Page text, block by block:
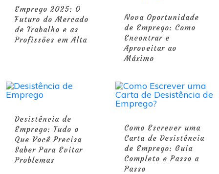
Emprego 2025: O
Futuro do Mercado
de Trabalho e as
Profissões em Alta
Nova Oportunidade
de Emprego: Como
Encontrar e
Aproveitar ao
Máximo
Desistência de
Emprego: Tudo o
Que Você Precisa
Saber Para Evitar
Problemas
Como Escrever uma
Carta de Desistência
de Emprego: Guia
Completo e Passo a
Passo